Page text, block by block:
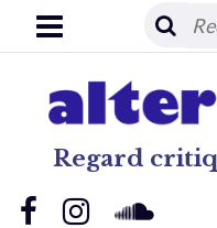
Regard